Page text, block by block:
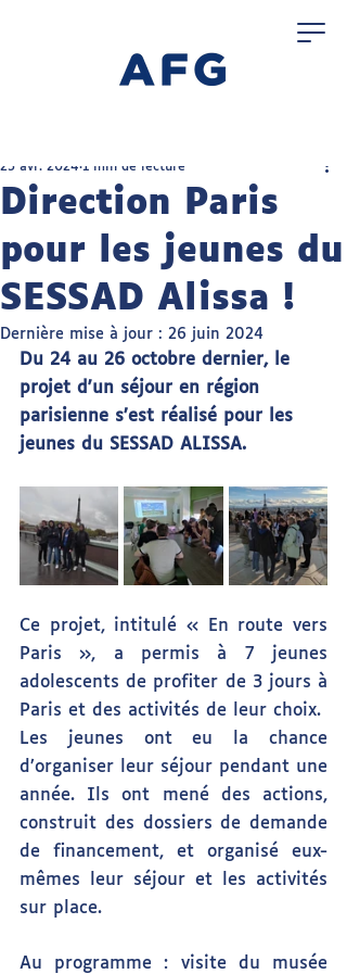
Direction Paris
pour les jeunes du
SESSAD Alissa !
23 avr. 2024 1 min de lecture
Dernière mise à jour : 26 juin 2024
Du 24 au 26 octobre dernier, le
projet d'un séjour en région
parisienne s’est réalisé pour les
jeunes du SESSAD ALISSA.
Ce projet, intitulé « En route vers
Paris », a permis à 7 jeunes
adolescents de profiter de 3 jours à
Paris et des activités de leur choix.
Les jeunes ont eu la chance
d’organiser leur séjour pendant une
année. Ils ont mené des actions,
construit des dossiers de demande
de financement, et organisé eux-
mêmes leur séjour et les activités
sur place.
Au programme : visite du musée